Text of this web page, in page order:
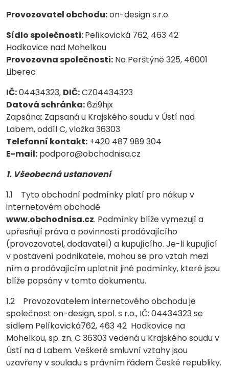
Provozovatel obchodu:on-design s.r.o.
Sídlo společnosti:Pelíkovická 762, 463 42
Hodkovice nad Mohelkou
Provozovna společnosti: Na Perštýně 325, 46001
Liberec
IČ:04434323, DIČ:CZ04434323
Datová schránka:6zi9hjx
Zapsána: Zapsaná u Krajského soudu v Ústí nad
Labem, oddíl C, vložka 36303
Telefonní kontakt: +420 487 989 304
E-mail: podpora@obchodnisa.cz
1. Všeobecná ustanovení
1.1 Tyto obchodní podmínky platí pro nákup v
internetovém obchodě
www.obchodnisa.cz. Podmínky blíže vymezují a
upřesňují práva a povinnosti prodávajícího
(provozovatel, dodavatel) a kupujícího. Je-li kupující
v postavení podnikatele, mohou se pro vztah mezi
ním a prodávajícím uplatnit jiné podmínky, které jsou
blíže popsány v tomto dokumentu.
1.2 Provozovatelem internetového obchodu je
společnost on-design, spol. s r.o., IČ: 04434323 se
sídlem Pelíkovická762, 463 42 Hodkovice na
Mohelkou, sp. zn. C 36303 vedená u Krajského soudu v
Ústí na d Labem. Veškeré smluvní vztahy jsou
uzavřeny v souladu s právním řádem České republiky.